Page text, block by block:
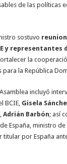
de las políticas
sostuvo
y representantes
la
la República
incluyó
BCIE, Gisela
Adrián Barbón; así
España, ministro de
por España ante